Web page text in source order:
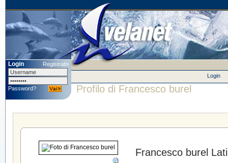
Login Registrati»
Password?
Login
Profilo di Francesco burel
Francesco burel